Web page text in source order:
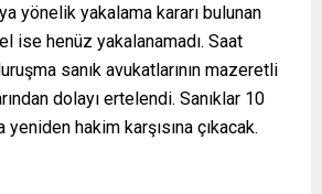
yönelik yakalama kararı bulunan
ise henüz yakalanamadı. Saat
sanık avukatlarının mazeretli
dolayı ertelendi. Sanıklar 10
yeniden hakim karşısına çıkacak.